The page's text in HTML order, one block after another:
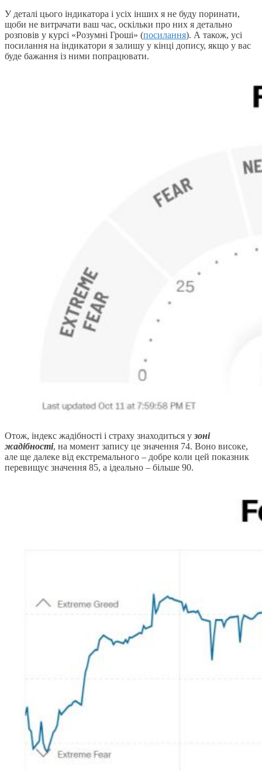
У деталі цього індикатора і усіх інших я не буду поринати,
щоби не витрачати ваш час, оскільки про них я детально
розповів у курсі «Розумні Гроші» (посилання). А також, усі
посилання на індикатори я залишу у кінці допису, якщо у вас
буде бажання із ними попрацювати.
Отож, індекс жадібності і страху знаходиться у зоні
жадібності, на момент запису це значення 74. Воно високе,
але ще далеке від екстремального – добре коли цей показник
перевищує значення 85, а ідеально – більше 90.